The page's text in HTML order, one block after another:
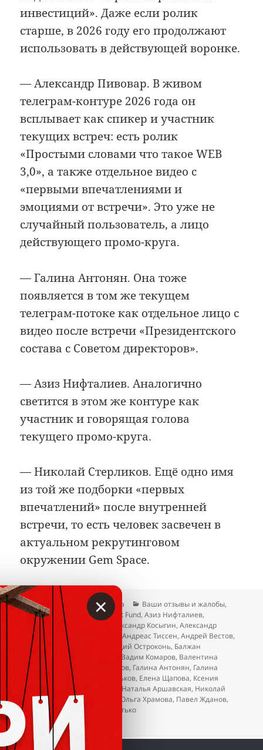
инвестиций». Даже если ролик
старше, в 2026 году его продолжают
использовать в действующей воронке.
— Александр Пивовар. В живом
телеграм-контуре 2026 года он
всплывает как спикер и участник
текущих встреч: есть ролик
«Простыми словами что такое WEB
3,0», а также отдельное видео с
«первыми впечатлениями и
эмоциями от встречи». Это уже не
случайный пользователь, а лицо
действующего промо-круга.
— Галина Антонян. Она тоже
появляется в том же текущем
телеграм-потоке как отдельное лицо с
видео после встречи «Президентского
состава с Советом директоров».
— Азиз Нифталиев. Аналогично
светится в этом же контуре как
участник и говорящая голова
текущего промо-круга.
— Николай Стерликов. Ещё одно имя
из той же подборки «первых
впечатлений» после внутренней
встречи, то есть человек засвечен в
актуальном рекрутинговом
окружении Gem Space.
Опубликовано
20.04.2026 Автор
Гость сайта Рубрики
Ваши отзывы и жалобы,
Отзывы
Метки
TreeD Investment Fund,Азиз Нифталиев,
Александр Качановский
Александр Косыгин,Александр
Пивовар
Альфия Айбушева ,Андреас Тиссен,Андрей Вестов,
Антонина Новоселова
Аркадий Остроконь, Балжан
Молдасанова , Вадим Комаров, Валентина
Муромцева
Валерий Остриков, Галина Антонян, Галина
Здоровцова
Дмитрий Васильков, Елена Щапова, Ксения
Горбачева
Лариса Ерёмина Наталья Аршавская, Николай
Стерликов
Нусрат Оруджев Ольга Храмова, Павел Жданов,
Татьяна Тарасова
, Эдуард Витько
Добавить комментарий
×